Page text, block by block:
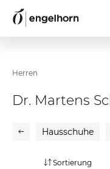
Herren
Dr. Martens
Hausschuhe